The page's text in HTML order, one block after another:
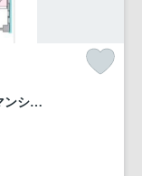
ウエストサイド新宿御苑（旧アドス御苑マンション）